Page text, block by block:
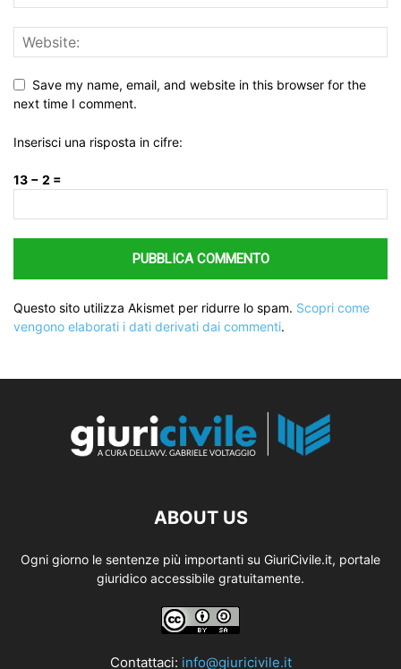
Save my name, email, and website in this browser for the
next time I comment.
Inserisci una risposta in cifre:
13 − 2 =
Questo sito utilizza Akismet per ridurre lo spam. Scopri come
vengono elaborati i dati derivati dai commenti.
ABOUT US
Ogni giorno le sentenze più importanti su GiuriCivile.it, portale
giuridico accessibile gratuitamente.
Contattaci: info@giuricivile.it